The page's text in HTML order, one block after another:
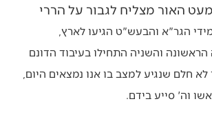
האור מצליח לגבור על הררי
הגר"א והבעש"ט הגיעו לארץ,
הראשונה והשניה התחילו בעיבוד הדונם
חלם שנגיע למצב בו אנו נמצאים היום,
וה' סייע בידם.